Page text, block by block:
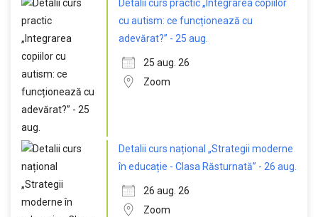
Detalii curs practic „Integrarea copiilor
cu autism: ce funcționează cu
adevărat?” - 25 aug.
25 aug. 26
Zoom
Detalii curs național „Strategii moderne
în educație - Clasa Răsturnată” - 26 aug.
26 aug. 26
Zoom